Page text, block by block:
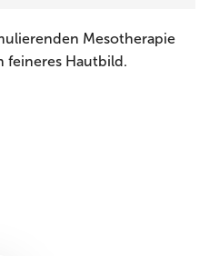
Mesotherapie
feineres Hautbild.